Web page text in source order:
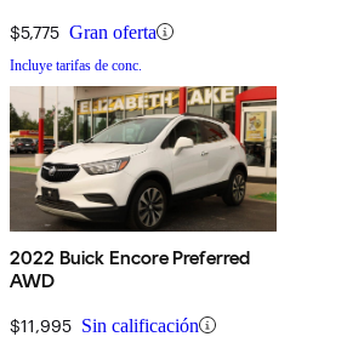
$5,775 Gran oferta
Incluye tarifas de conc.
2022 Buick Encore Preferred
AWD
$11,995 Sin calificación